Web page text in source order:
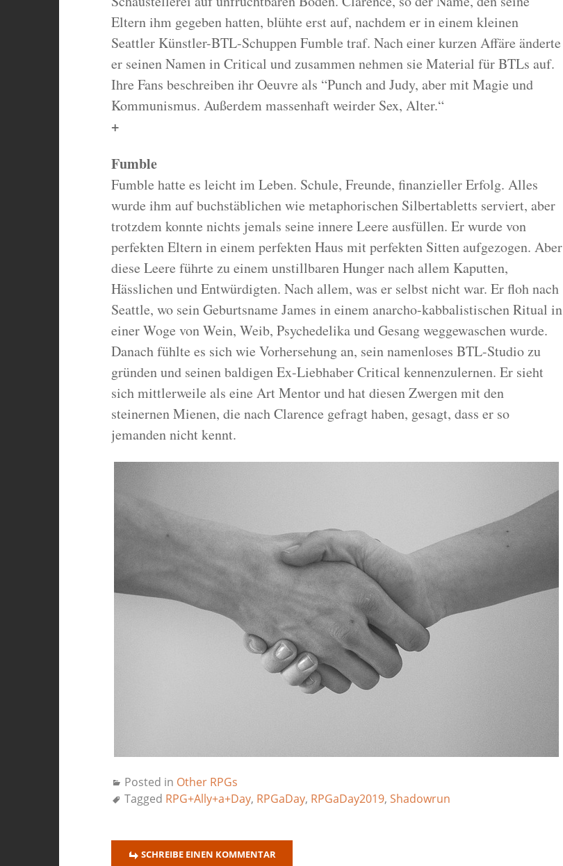
Eltern ihm gegeben hatten, blühte erst auf, nachdem er in einem kleinen
Seattler Künstler-BTL-Schuppen Fumble traf. Nach einer kurzen Affäre änderte
er seinen Namen in Critical und zusammen nehmen sie Material für BTLs auf.
Ihre Fans beschreiben ihr Oeuvre als “Punch and Judy, aber mit Magie und
Kommunismus. Außerdem massenhaft weirder Sex, Alter.“
+
Fumble
Fumble hatte es leicht im Leben. Schule, Freunde, finanzieller Erfolg. Alles
wurde ihm auf buchstäblichen wie metaphorischen Silbertabletts serviert, aber
trotzdem konnte nichts jemals seine innere Leere ausfüllen. Er wurde von
perfekten Eltern in einem perfekten Haus mit perfekten Sitten aufgezogen. Aber
diese Leere führte zu einem unstillbaren Hunger nach allem Kaputten,
Hässlichen und Entwürdigten. Nach allem, was er selbst nicht war. Er floh nach
Seattle, wo sein Geburtsname James in einem anarcho-kabbalistischen Ritual in
einer Woge von Wein, Weib, Psychedelika und Gesang weggewaschen wurde.
Danach fühlte es sich wie Vorhersehung an, sein namenloses BTL-Studio zu
gründen und seinen baldigen Ex-Liebhaber Critical kennenzulernen. Er sieht
sich mittlerweile als eine Art Mentor und hat diesen Zwergen mit den
steinernen Mienen, die nach Clarence gefragt haben, gesagt, dass er so
jemanden nicht kennt.
Posted in Other RPGs
Tagged RPG+Ally+a+Day, RPGaDay, RPGaDay2019, Shadowrun
SCHREIBE EINEN KOMMENTAR